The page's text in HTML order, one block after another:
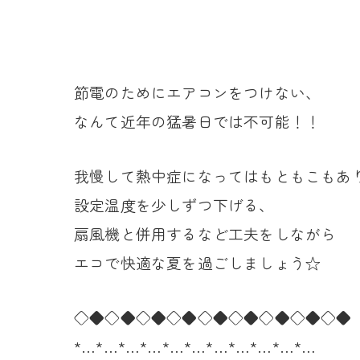
節電のためにエアコンをつけない、
なんて近年の猛暑日では不可能！！
我慢して熱中症になってはもともこもあ
設定温度を少しずつ下げる、
扇風機と併用するなど工夫をしながら
エコで快適な夏を過ごしましょう☆
◇◆◇◆◇◆◇◆◇◆◇◆◇◆◇◆◇◆
*…*…*…*…*…*…*…*…*…*…*…